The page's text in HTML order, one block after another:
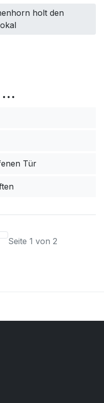
holt den
…
Tür
Seite 1 von 2